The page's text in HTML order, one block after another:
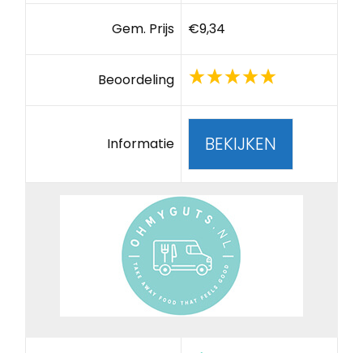
Gem. Prijs €9,34
Beoordeling
Informatie BEKIJKEN